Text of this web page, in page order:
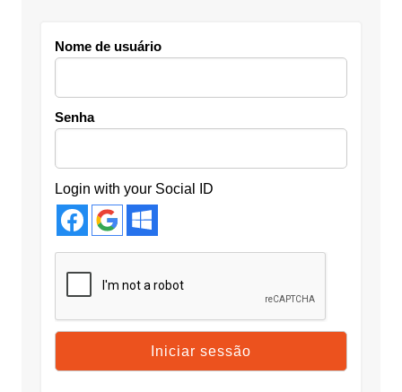
Nome de usuário
Senha
Login with your Social ID